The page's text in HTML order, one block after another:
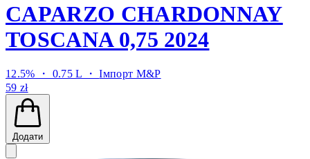
CAPARZO CHARDONNAY
TOSCANA 0,75 2024
12.5% ・ 0.75 L ・Імпорт M&P
59 zł
Додати